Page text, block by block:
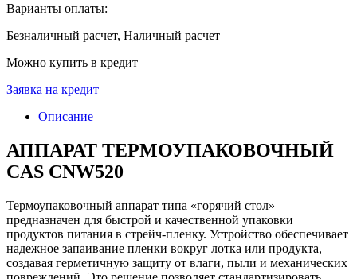
Варианты оплаты:
Безналичный расчет, Наличный расчет
Можно купить в кредит
Заявка на кредит
Описание
АППАРАТ ТЕРМОУПАКОВОЧНЫЙ
CAS CNW520
Термоупаковочный аппарат типа «горячий стол»
предназначен для быстрой и качественной упаковки
продуктов питания в стрейч-пленку. Устройство обеспечивает
надежное запаивание пленки вокруг лотка или продукта,
создавая герметичную защиту от влаги, пыли и механических